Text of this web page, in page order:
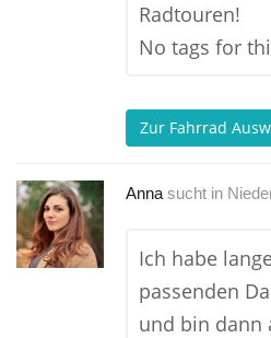
Radtouren!
No tags for
Zur Fahrrad
Anna sucht in
Ich habe
passenden
und bin dann